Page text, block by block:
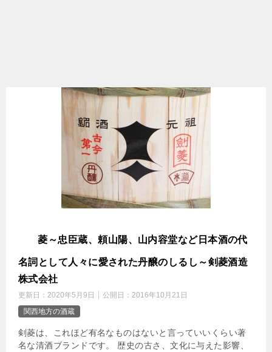
剣菱～忠臣蔵、頼山陽、山内容堂など日本酒の代
名詞として人々に愛された丹醸のしるし～剣菱酒造
株式会社
更新日： 2020年5月9日 公開日： 2016年10月21日
関西地方の酒蔵
剣菱は、これほど有名なものはないと言っていいくらい著
名な清酒ブランドです。 歴史の古さ、文化に与えた影響、